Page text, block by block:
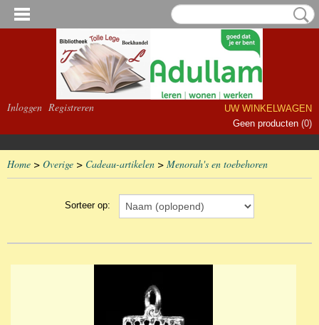
Inloggen Registreren
UW WINKELWAGEN
Geen producten (0)
Home > Overige > Cadeau-artikelen > Menorah's en toebehoren
Sorteer op: